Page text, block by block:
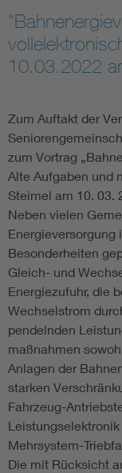
Assisted Living
Energy efficiency
Energy storage
Functional safety
10.03.2022
Zum Auftakt der
zum Vortrag
Alte Aufgaben und
Steimel am 10. 03.
Neben vielen
Energieversorgung
Besonderheiten
Gleich- und
Energiezufuhr, die
Wechselstrom
pendelnden
maßnahmen
Anlagen der
starken
Fahrzeug-
Mehrsystem-
Die mit Rücksicht